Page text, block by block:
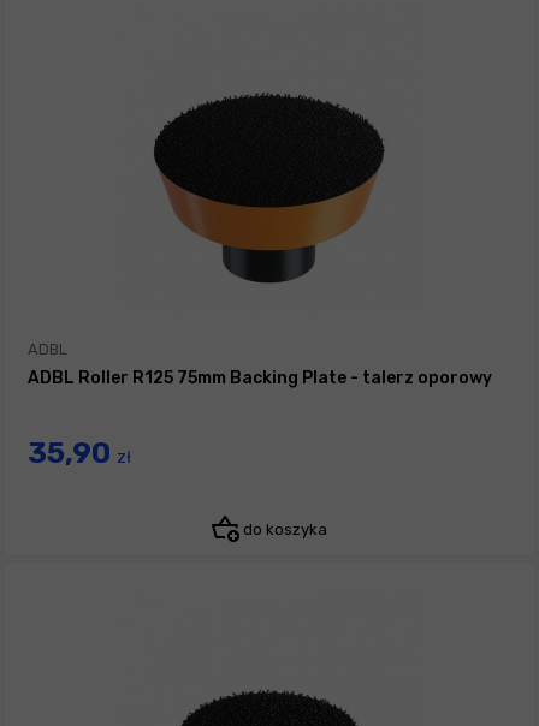
ADBL
ADBL Roller R125 75mm Backing Plate - talerz oporowy
35,90 zł
do koszyka